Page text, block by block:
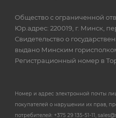
Общество с ограниченной
Юр.адрес: 220019, г. Минск,
Свидетельство о
выдано Минским
Регистрационный номер в
Номер и адрес электронной почты
покупателей о нарушении их прав,
потребителей: +375 29 135-51-11,